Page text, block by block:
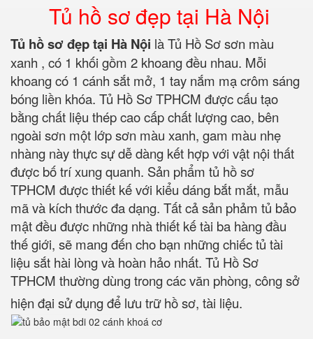
Tủ hồ sơ đẹp tại Hà Nội
Tủ hồ sơ đẹp tại Hà Nội là Tủ Hồ Sơ sơn màu
xanh , có 1 khối gồm 2 khoang đều nhau. Mỗi
khoang có 1 cánh sắt mở, 1 tay nắm mạ crôm sáng
bóng liền khóa. Tủ Hồ Sơ TPHCM được cấu tạo
bằng chất liệu thép cao cấp chất lượng cao, bên
ngoài sơn một lớp sơn màu xanh, gam màu nhẹ
nhàng này thực sự dễ dàng kết hợp với vật nội thất
được bố trí xung quanh. Sản phẩm tủ hồ sơ
TPHCM được thiết kế với kiểu dáng bắt mắt, mẫu
mã và kích thước đa dạng. Tất cả sản phảm tủ bảo
mật đều được những nhà thiết kế tài ba hàng đầu
thế giới, sẽ mang đến cho bạn những chiếc tủ tài
liệu sắt hài lòng và hoàn hảo nhất. Tủ Hồ Sơ
TPHCM thường dùng trong các văn phòng, công sở
hiện đại sử dụng để lưu trữ hồ sơ, tài liệu.